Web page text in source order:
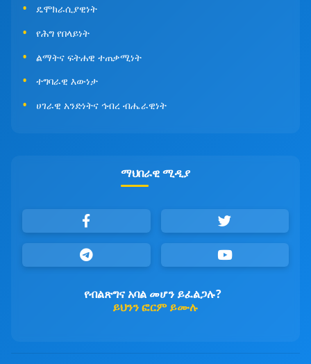
ዴሞክራሲያዊነት
የሕግ የበላይነት
ልማትና ፍትሐዊ ተጠቃሚነት
ተግባራዊ እውነታ
ሀገራዊ አንድነትና ኅብረ ብሔራዊነት
ማህበራዊ ሚዲያ
የብልጽግና አባል መሆን ይፈልጋሉ?
ይህንን ፎርም ይሙሉ